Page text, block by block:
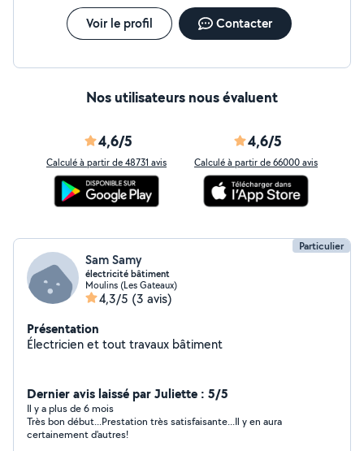
Voir le profil Contacter
Nos utilisateurs nous évaluent
4,6/5
Calculé à partir de 48731 avis
4,6/5
Calculé à partir de 66000 avis
Particulier
Sam Samy
électricité bâtiment
Moulins (Les Gateaux)
4,3/5 (3 avis)
Présentation
Électricien et tout travaux bâtiment
Dernier avis laissé par Juliette : 5/5
Il y a plus de 6 mois
Très bon début...Prestation très satisfaisante...Il y en aura
certainement d'autres!